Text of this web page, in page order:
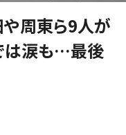
周東ら9人が
は涙も…最後